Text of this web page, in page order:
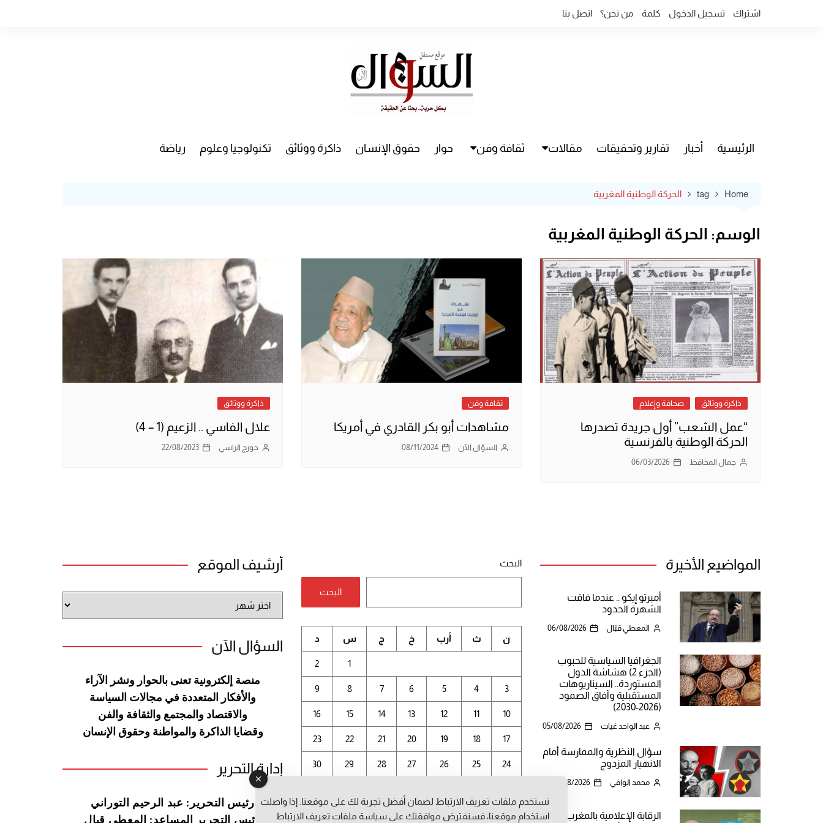
اشتراك تسجيل الدخول كلمة من نحن؟ اتصل بنا
الرئيسية أخبار تقارير وتحقيقات مقالات ثقافة وفن حوار حقوق الإنسان ذاكرة ووثائق تكنولوجيا وعلوم رياضة
Home
tag الحركة الوطنية المغربية
الوسم: الحركة الوطنية المغربية
ذاكرة ووثائق صحافة وإعلام
“عمل الشعب” أول جريدة تصدرها
الحركة الوطنية بالفرنسية
جمال المحافظ 06/03/2026
ثقافة وفن
مشاهدات أبو بكر القادري في أمريكا
السؤال الآن 08/11/2024
ذاكرة ووثائق
علال الفاسي .. الزعيم (1 – 4)
جورج الراسي 22/08/2023
المواضيع الأخيرة
أمبرتو إيكو .. عندما فاقت
الشهرة الحدود
المعطي قبّال 06/08/2026
الجغرافيا السياسية للحبوب
(الجزء 2) هشاشة الدول
المستوردة.. السيناريوهات
المستقبلية وآفاق الصمود
(2026-2030)
عبد الواحد غيات 05/08/2026
سؤال النظرية والممارسة أمام
الانهيار المزدوج
محمد الوافي 05/08/2026
الرقابة الإعلامية بالمغرب
البحث
البحث
أغسطس 2026
ن ث أرب خ ج س د
1
2
3
4
5
6
7
8
9
10
11
12
13
14
15
16
17
18
19
20
21
22
23
24
25
26
27
28
29
30
أرشيف الموقع
الموقع
السؤال الآن
منصة إلكترونية تعنى بالحوار ونشر
الآراء
والأفكار المتعددة في مجالات السياسة
والاقتصاد والمجتمع والثقافة والفن
وقضايا الذاكرة والمواطنة وحقوق الإنسان
إدارة التحرير
رئيس التحرير: عبد الرحيم التوراني
رئيس التحرير المساعد: المعطي قبال
نستخدم ملفات تعريف الارتباط لضمان أفضل تجربة لك على موقعنا. إذا واصلت
استخدام موقعنا، فسنفترض موافقتك على سياسة ملفات تعريف الارتباط